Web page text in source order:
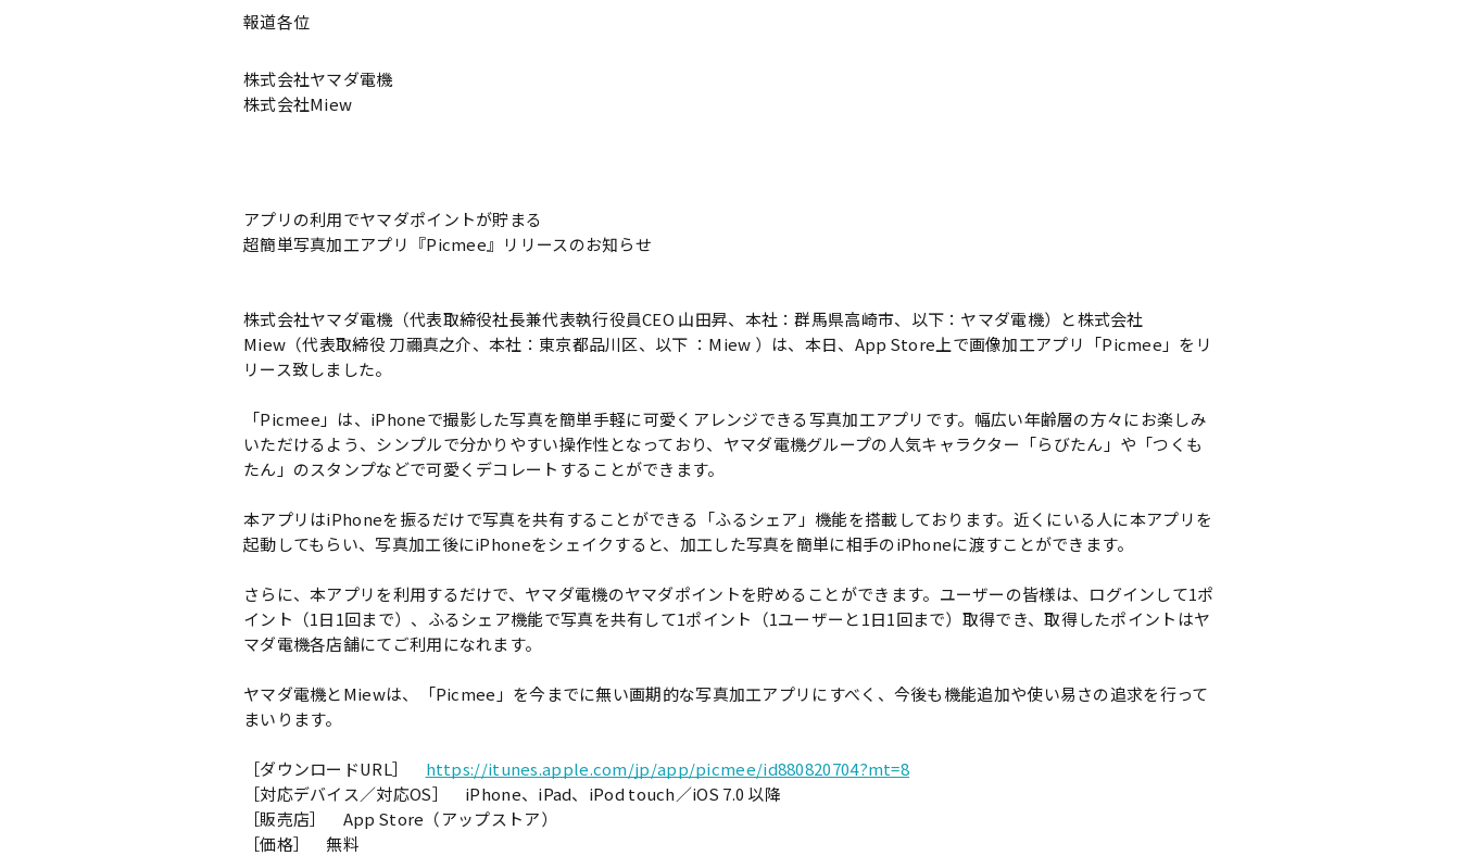
報道各位
株式会社ヤマダ電機
株式会社Miew
アプリの利用でヤマダポイントが貯まる
超簡単写真加工アプリ『Picmee』リリースのお知らせ
株式会社ヤマダ電機（代表取締役社長兼代表執行役員CEO 山田昇、本社：群馬県高崎市、以下：ヤマダ電機）と株式会社
Miew（代表取締役 刀禰真之介、本社：東京都品川区、以下 ：Miew ）は、本日、App Store上で画像加工アプリ「Picmee」をリ
リース致しました。
「Picmee」は、iPhoneで撮影した写真を簡単手軽に可愛くアレンジできる写真加工アプリです。幅広い年齢層の方々にお楽しみ
いただけるよう、シンプルで分かりやすい操作性となっており、ヤマダ電機グループの人気キャラクター「らびたん」や「つくも
たん」のスタンプなどで可愛くデコレートすることができます。
本アプリはiPhoneを振るだけで写真を共有することができる「ふるシェア」機能を搭載しております。近くにいる人に本アプリを
起動してもらい、写真加工後にiPhoneをシェイクすると、加工した写真を簡単に相手のiPhoneに渡すことができます。
さらに、本アプリを利用するだけで、ヤマダ電機のヤマダポイントを貯めることができます。ユーザーの皆様は、ログインして1ポ
イント（1日1回まで）、ふるシェア機能で写真を共有して1ポイント（1ユーザーと1日1回まで）取得でき、取得したポイントはヤ
マダ電機各店舗にてご利用になれます。
ヤマダ電機とMiewは、「Picmee」を今までに無い画期的な写真加工アプリにすべく、今後も機能追加や使い易さの追求を行って
まいります。
［ダウンロードURL］ https://itunes.apple.com/jp/app/picmee/id880820704?mt=8
［対応デバイス／対応OS］ iPhone、iPad、iPod touch／iOS 7.0 以降
［販売店］ App Store（アップストア）
［価格］ 無料